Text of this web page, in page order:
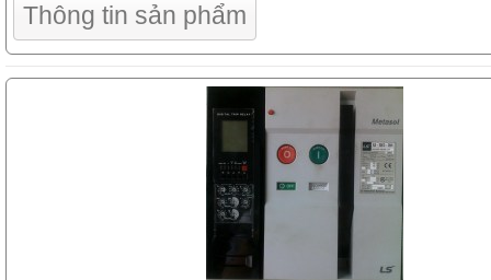
Thông tin sản phẩm